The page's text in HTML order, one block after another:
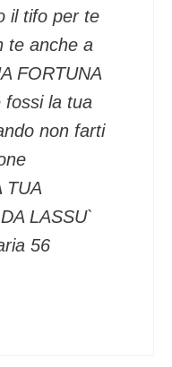
il tifo per te
te anche a
FORTUNA
fossi la tua
non farti
TUA
LASSU`
56